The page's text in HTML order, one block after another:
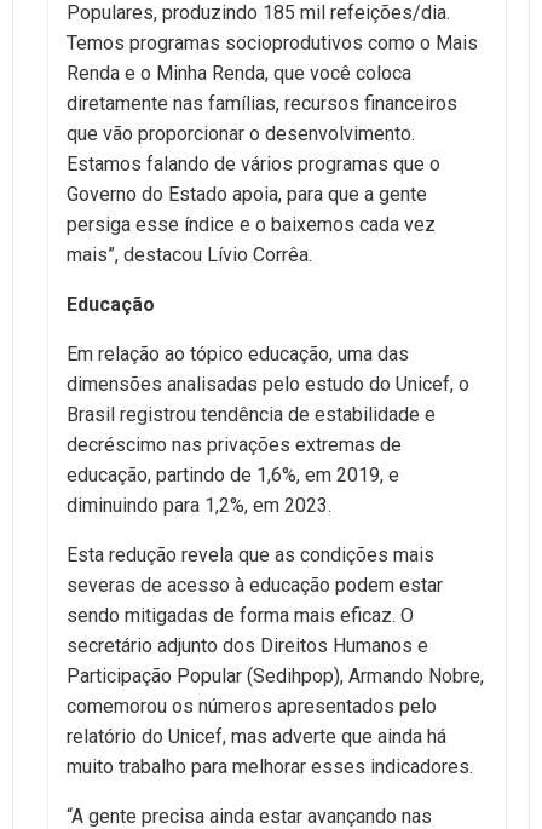
Populares, produzindo 185 mil refeições/dia.
Temos programas socioprodutivos como o Mais
Renda e o Minha Renda, que você coloca
diretamente nas famílias, recursos financeiros
que vão proporcionar o desenvolvimento.
Estamos falando de vários programas que o
Governo do Estado apoia, para que a gente
persiga esse índice e o baixemos cada vez
mais”, destacou Lívio Corrêa.
Educação
Em relação ao tópico educação, uma das
dimensões analisadas pelo estudo do Unicef, o
Brasil registrou tendência de estabilidade e
decréscimo nas privações extremas de
educação, partindo de 1,6%, em 2019, e
diminuindo para 1,2%, em 2023.
Esta redução revela que as condições mais
severas de acesso à educação podem estar
sendo mitigadas de forma mais eficaz. O
secretário adjunto dos Direitos Humanos e
Participação Popular (Sedihpop), Armando Nobre,
comemorou os números apresentados pelo
relatório do Unicef, mas adverte que ainda há
muito trabalho para melhorar esses indicadores.
“A gente precisa ainda estar avançando nas